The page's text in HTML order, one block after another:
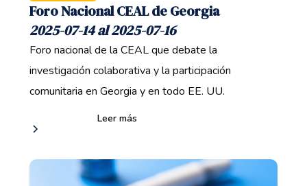
Foro Nacional CEAL de Georgia
2025-07-14 al 2025-07-16
Foro nacional de la CEAL que debate la
investigación colaborativa y la participación
comunitaria en Georgia y en todo EE. UU.
Leer más